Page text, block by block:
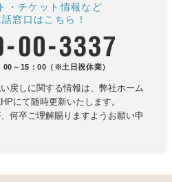
・チケット情報など
窓口はこちら！
00～15：00（※土日祝休業）
戻しに関する情報は、 弊社ホーム
にて随時更新いたします。
何卒ご理解賜りますようお願い申